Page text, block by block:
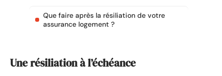
Que faire après la résiliation de votre
assurance logement ?
Une résiliation à l’échéance